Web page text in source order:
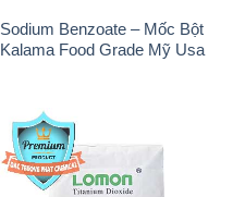
Sodium Benzoate – Mốc Bột
Kalama Food Grade Mỹ Usa